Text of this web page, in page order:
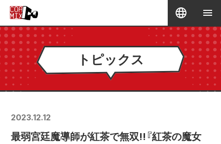
トピックス
2023.12.12
最弱宮廷魔導師が紅茶で無双!!『紅茶の魔女